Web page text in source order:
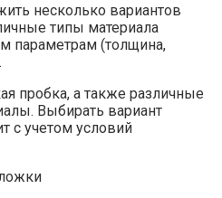
несколько вариантов
типы материала
параметрам (толщина,
пробка, а также различные
Выбирать вариант
с учетом условий